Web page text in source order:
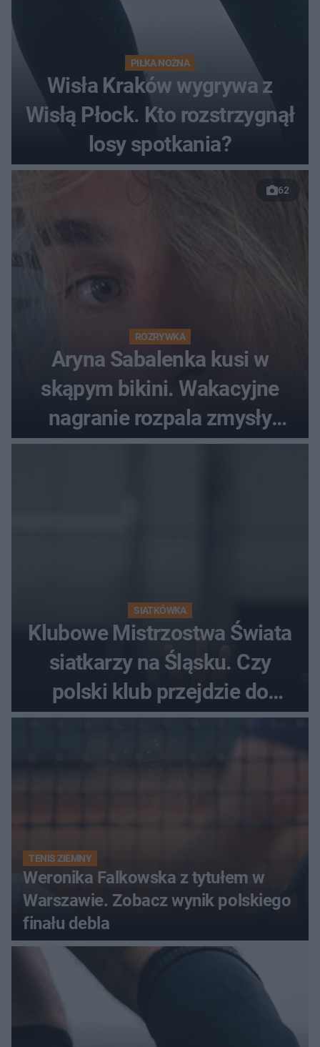
PIŁKA NOŻNA
Wisła Kraków wygrywa z
Wisłą Płock. Kto rozstrzygnął
losy spotkania?
62
ROZRYWKA
Aryna Sabalenka kusi w
skąpym bikini. Wakacyjne
nagranie rozpala zmysły
fanów
SIATKÓWKA
Klubowe Mistrzostwa Świata
siatkarzy na Śląsku. Czy
polski klub przejdzie do
historii
TENIS ZIEMNY
Weronika Falkowska z tytułem w
Warszawie. Zobacz wynik polskiego
finału debla